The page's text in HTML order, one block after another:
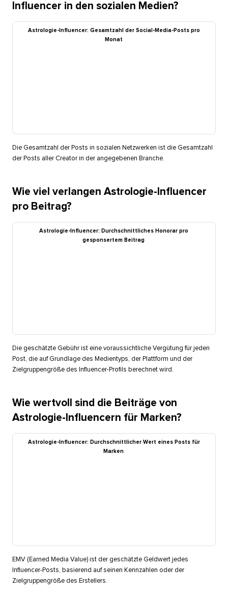
Influencer in den sozialen Medien?​​
Astrologie-Influencer: Gesamtzahl der Social-Media-Posts pro
Monat​​
Die Gesamtzahl der Posts in sozialen Netzwerken ist die Gesamtzahl
der Posts aller Creator in der angegebenen Branche.​​
Wie viel verlangen Astrologie-Influencer
pro Beitrag?​​
Astrologie-Influencer: Durchschnittliches Honorar pro
gesponsertem Beitrag​​
Die geschätzte Gebühr ist eine voraussichtliche Vergütung für jeden
Post, die auf Grundlage des Medientyps, der Plattform und der
Zielgruppengröße des Influencer-Profils berechnet wird.​​
Wie wertvoll sind die Beiträge von
Astrologie-Influencern für Marken?​​
Astrologie-Influencer: Durchschnittlicher Wert eines Posts für
Marken​​
EMV (Earned Media Value) ist der geschätzte Geldwert jedes
Influencer-Posts, basierend auf seinen Kennzahlen oder der
Zielgruppengröße des Erstellers.​​